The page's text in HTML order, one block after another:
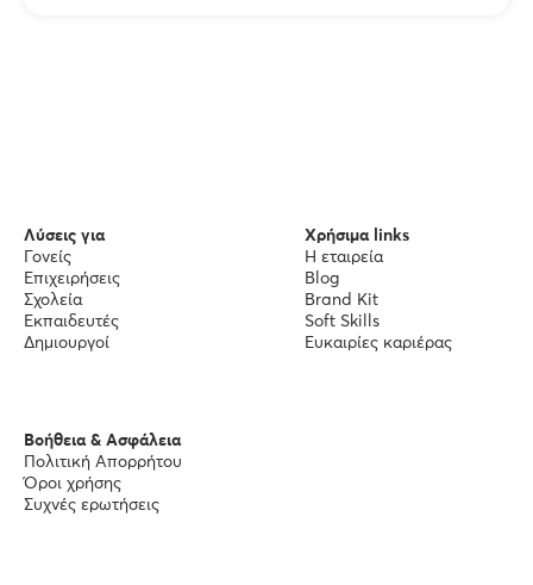
Λύσεις για
Γονείς
Επιχειρήσεις
Σχολεία
Εκπαιδευτές
Δημιουργοί
Χρήσιμα links
Η εταιρεία
Blog
Brand Kit
Soft Skills
Ευκαιρίες καριέρας
Βοήθεια & Ασφάλεια
Πολιτική Απορρήτου
Όροι χρήσης
Συχνές ερωτήσεις